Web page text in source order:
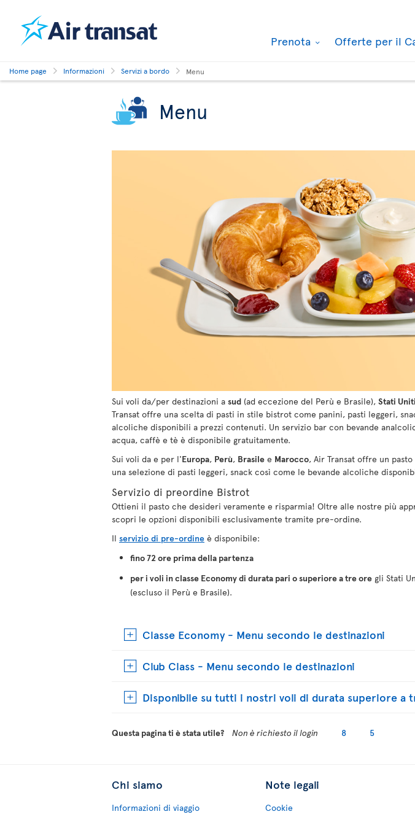
Prenota Offerte per il
Home page Informazioni Servizi a bordo Menu
Menu
Sui voli da/per destinazioni a sud (ad eccezione del Perù e Brasile), Stati Uniti
Transat offre una scelta di pasti in stile bistrot come panini, pasti leggeri,
alcoliche disponibili a prezzi contenuti. Un servizio bar con bevande
acqua, caffè e tè è disponibile gratuitamente.
Sui voli da e per l'Europa, Perù, Brasile e Marocco, Air Transat offre un
una selezione di pasti leggeri, snack così come le bevande alcoliche
Servizio di preordine Bistrot
Ottieni il pasto che desideri veramente e risparmia! Oltre alle nostre più
scopri le opzioni disponibili esclusivamente tramite pre-ordine.
Il servizio di pre-ordine è disponibile:
fino 72 ore prima della partenza
per i voli in classe Economy di durata pari o superiore a tre ore gli Stati
(escluso il Perù e Brasile).
Classe Economy - Menu secondo le destinazioni
Club Class - Menu secondo le destinazioni
Disponibile su tutti i nostri voli di durata superiore a
Questa pagina ti è stata utile? Non è richiesto il login 8 5
Chi siamo
Informazioni di viaggio
Note legali
Cookie